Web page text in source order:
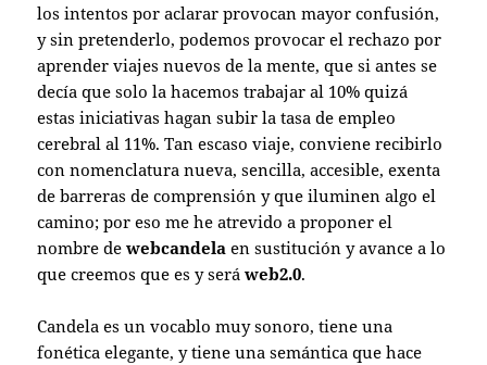
los intentos por aclarar provocan mayor confusión,
y sin pretenderlo, podemos provocar el rechazo por
aprender viajes nuevos de la mente, que si antes se
decía que solo la hacemos trabajar al 10% quizá
estas iniciativas hagan subir la tasa de empleo
cerebral al 11%. Tan escaso viaje, conviene recibirlo
con nomenclatura nueva, sencilla, accesible, exenta
de barreras de comprensión y que iluminen algo el
camino; por eso me he atrevido a proponer el
nombre dewebcandela en sustitución y avance a lo
que creemos que es y seráweb2.0.
Candela es un vocablo muy sonoro, tiene una
fonética elegante, y tiene una semántica que hace